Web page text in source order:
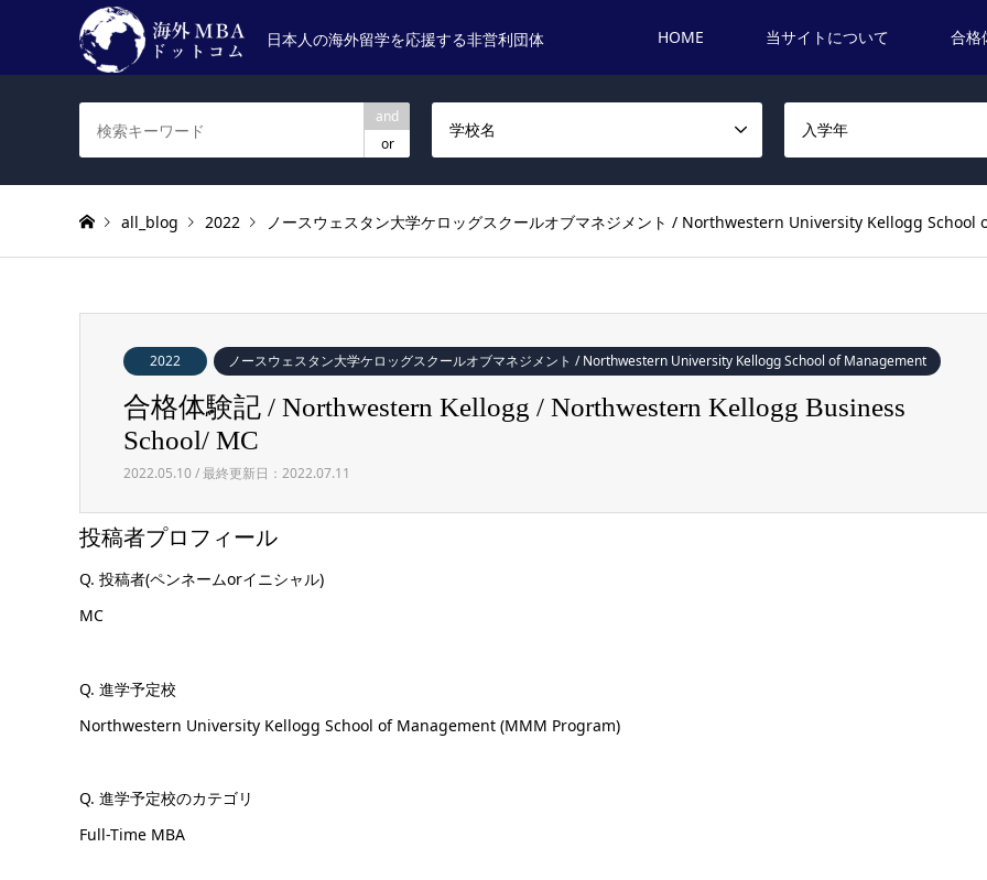
日本人の海外留学を応援する非営利団体 HOME 当サイトについて 合格
and
or
学校名 入学年
all_blog 2022 ノースウェスタン大学ケロッグスクールオブマネジメント / Northwestern University Kellogg
2022 ノースウェスタン大学ケロッグスクールオブマネジメント / Northwestern University Kellogg School of Management
合格体験記 / Northwestern Kellogg / Northwestern Kellogg Business
School/ MC
2022.05.10 / 最終更新日：2022.07.11
投稿者プロフィール
Q. 投稿者(ペンネームorイニシャル)
MC
Q. 進学予定校
Northwestern University Kellogg School of Management (MMM Program)
Q. 進学予定校のカテゴリ
Full-Time MBA